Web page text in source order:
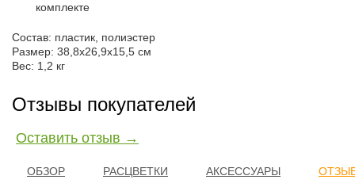
комплекте
Состав: пластик, полиэстер
Размер: 38,8х26,9х15,5 см
Вес: 1,2 кг
Отзывы покупателей
Оставить отзыв →
ОБЗОР РАСЦВЕТКИ АКСЕССУАРЫ